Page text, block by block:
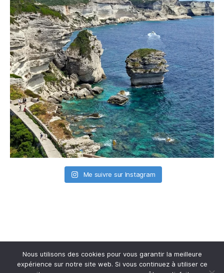
Me suivre sur Instagram
S'inscrire à la newsletter
Nous utilisons des cookies pour vous garantir la meilleure
expérience sur notre site web. Si vous continuez à utiliser ce